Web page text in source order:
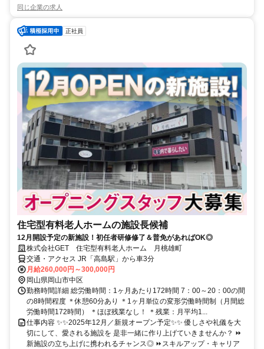
同じ企業の求人
正社員
住宅型有料老人ホームの施設長候補
12月開設予定の新施設！初任者研修修了＆普免があればOK◎
株式会社GET 住宅型有料老人ホーム 月桃雄町
交通・アクセス JR「高島駅」から車3分
月給260,000円～300,000円
岡山県岡山市中区
勤務時間詳細 総労働時間：1ヶ月あたり172時間 7：00～20：00の間
の8時間程度 ＊休憩60分あり ＊1ヶ月単位の変形労働時間制（月間総
労働時間172時間） ＊ほぼ残業なし！ ＊残業：月平均1...
仕事内容 ✨✨2025年12月／新規オープン予定✨✨ 優しさや礼儀を大
切にして、愛される施設を 是非一緒に作り上げていきませんか？ ⏩
新施設の立ち上げに携われるチャンス◎ ⏩スキルアップ・キャリア